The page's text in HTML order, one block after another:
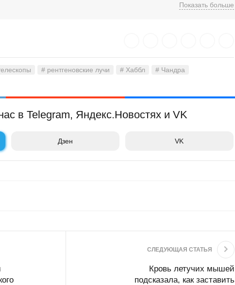
Показать больше
# рентгеновские лучи # Хаббл
# Чандра
в Telegram, Яндекс.Новостях и VK
Дзен VK
СЛЕДУЮЩАЯ СТАТЬЯ
Кровь летучих мышей
подсказала, как заставить